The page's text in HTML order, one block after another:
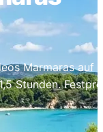
Marmaras auf
Stunden.